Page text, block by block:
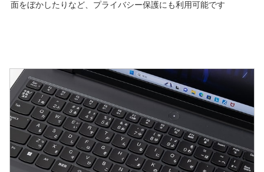
面をぼかしたりなど、プライバシー保護にも利用可能です